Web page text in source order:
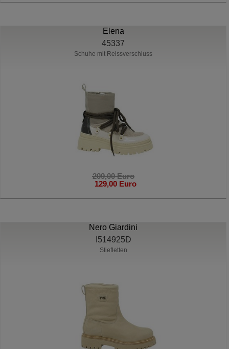
Elena
45337
Schuhe mit Reissverschluss
209,00 Euro
129,00 Euro
Nero Giardini
I514925D
Stiefletten